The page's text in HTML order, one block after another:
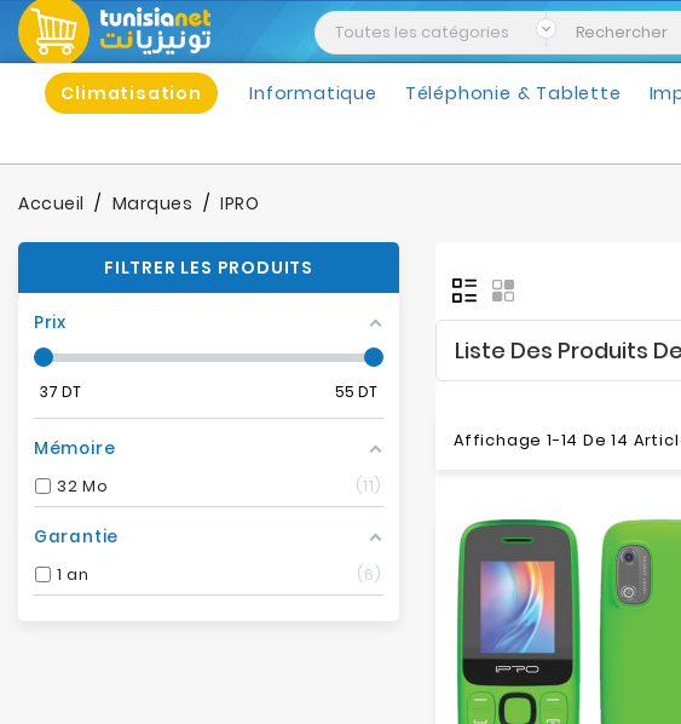
Climatisation Informatique Téléphonie & Tablette
Accueil Marques IPRO
FILTRER LES PRODUITS
Prix
37 DT 55 DT
Mémoire
32 Mo 11
Garantie
1 an 6
Liste Des Produits
Affichage 1-14 De 14